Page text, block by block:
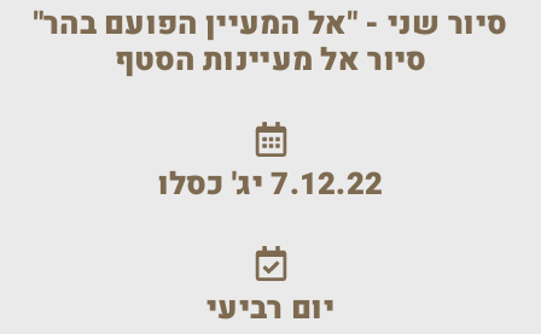
סיור שני - "אל המעיין הפועם בהר"
סיור אל מעיינות הסטף
7.12.22 יג' כסלו
יום רביעי